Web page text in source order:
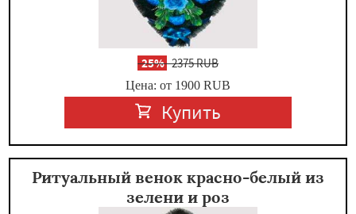
-25%2375 RUB
Цена: от 1900 RUB
Купить
Ритуальный венок красно-белый из
зелени и роз